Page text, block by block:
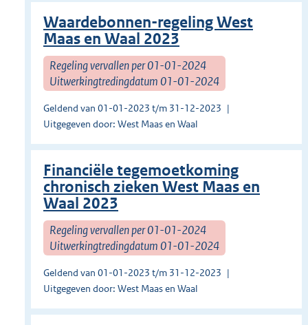
Waardebonnen-regeling West
Maas en Waal 2023
Regeling vervallen per 01-01-2024
Uitwerkingtredingdatum 01-01-2024
Geldend van 01-01-2023 t/m 31-12-2023
Uitgegeven door: West Maas en Waal
Financiële tegemoetkoming
chronisch zieken West Maas en
Waal 2023
Regeling vervallen per 01-01-2024
Uitwerkingtredingdatum 01-01-2024
Geldend van 01-01-2023 t/m 31-12-2023
Uitgegeven door: West Maas en Waal